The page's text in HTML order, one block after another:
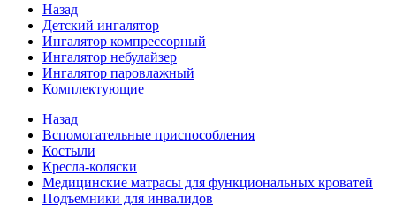
Назад
Детский ингалятор
Ингалятор компрессорный
Ингалятор небулайзер
Ингалятор паровлажный
Комплектующие
Назад
Вспомогательные приспособления
Костыли
Кресла-коляски
Медицинские матрасы для функциональных кроватей
Подъемники для инвалидов